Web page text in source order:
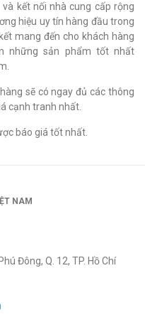
kết nối nhà cung cấp rộng
hiệu uy tín hàng đầu trong
mang đến cho khách hàng
những sản phẩm tốt nhất
sẽ có ngay đủ các thông
cạnh tranh nhất.
báo giá tốt nhất.
NAM
Đông, Q. 12, TP. Hồ Chí